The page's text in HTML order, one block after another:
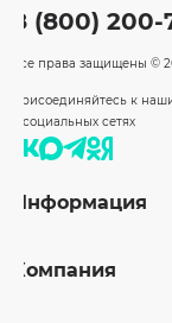
8 (800)
Все права защищены ©
Присоединяйтесь к
в социальных сетях
Информация
Бренды
Компания